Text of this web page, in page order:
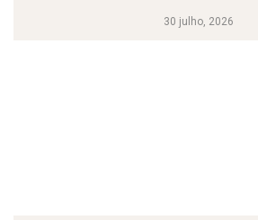
30 julho, 2026